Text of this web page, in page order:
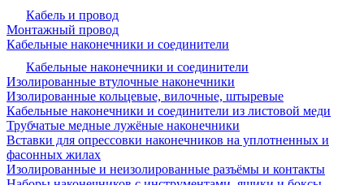
Кабель и провод
Монтажный провод
Кабельные наконечники и соединители
Кабельные наконечники и соединители
Изолированные втулочные наконечники
Изолированные кольцевые, вилочные, штыревые
Кабельные наконечники и соединители из листовой меди
Трубчатые медные лужёные наконечники
Вставки для опрессовки наконечников на уплотненных и
фасонных жилах
Изолированные и неизолированные разъёмы и контакты